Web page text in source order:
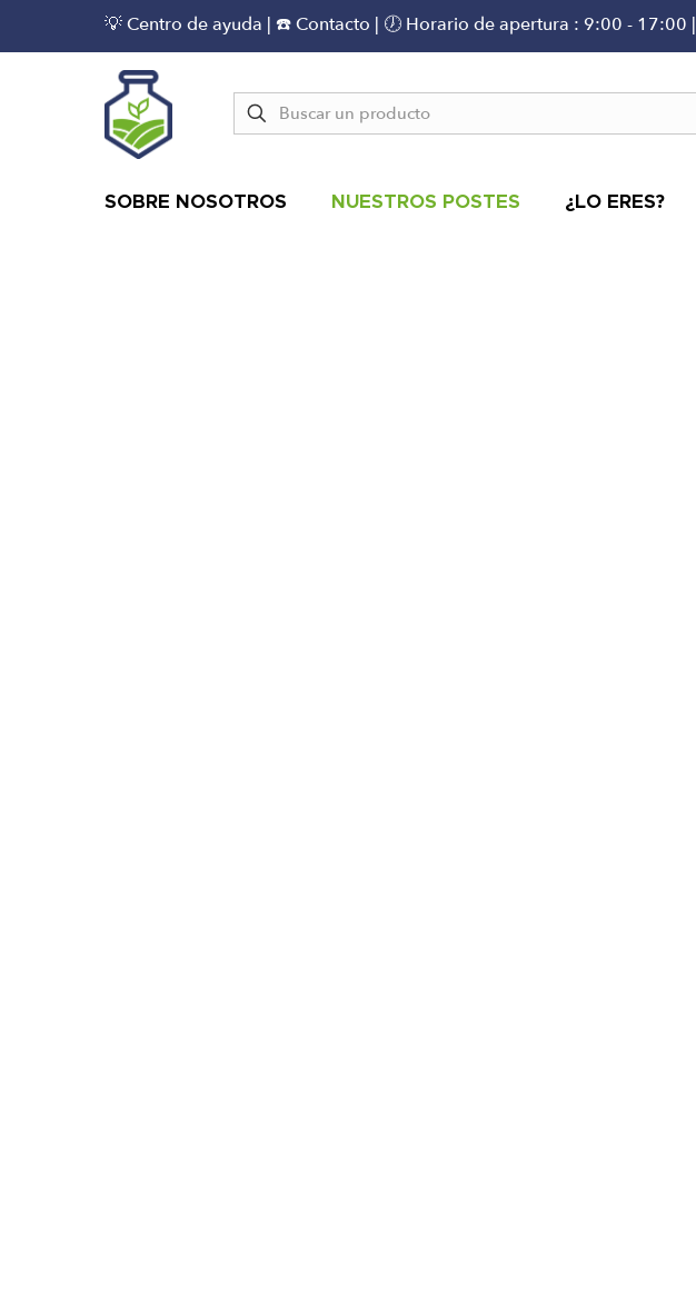
💡 Centro de ayuda | ☎️ Contacto | 🕖 Horario de apertura : 9:00 - 17:00 |
SOBRE NOSOTROS NUESTROS POSTES ¿LO ERES?